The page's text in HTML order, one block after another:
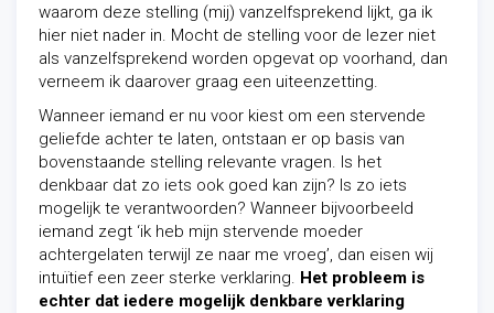
waarom deze stelling (mij) vanzelfsprekend lijkt, ga ik
hier niet nader in. Mocht de stelling voor de lezer niet
als vanzelfsprekend worden opgevat op voorhand, dan
verneem ik daarover graag een uiteenzetting.
Wanneer iemand er nu voor kiest om een stervende
geliefde achter te laten, ontstaan er op basis van
bovenstaande stelling relevante vragen. Is het
denkbaar dat zo iets ook goed kan zijn? Is zo iets
mogelijk te verantwoorden? Wanneer bijvoorbeeld
iemand zegt ‘ik heb mijn stervende moeder
achtergelaten terwijl ze naar me vroeg’, dan eisen wij
intuïtief een zeer sterke verklaring. Het probleem is
echter dat iedere mogelijk denkbare verklaring